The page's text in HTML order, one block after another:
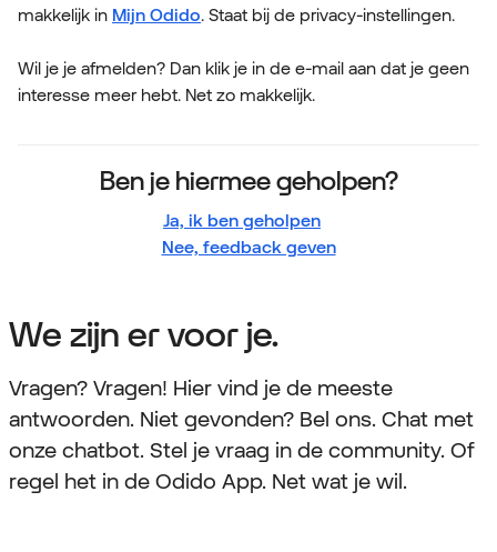
makkelijk in Mijn Odido. Staat bij de privacy-instellingen.
Wil je je afmelden? Dan klik je in de e-mail aan dat je geen
interesse meer hebt. Net zo makkelijk.
Ben je hiermee geholpen?
Ja, ik ben geholpen
Nee, feedback geven
We zijn er voor je.
Vragen? Vragen! Hier vind je de meeste
antwoorden. Niet gevonden? Bel ons. Chat met
onze chatbot. Stel je vraag in de community. Of
regel het in de Odido App. Net wat je wil.